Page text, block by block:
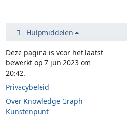
Hulpmiddelen
Deze pagina is voor het laatst
bewerkt op 7 jun 2023 om
20:42.
Privacybeleid
Over Knowledge Graph
Kunstenpunt